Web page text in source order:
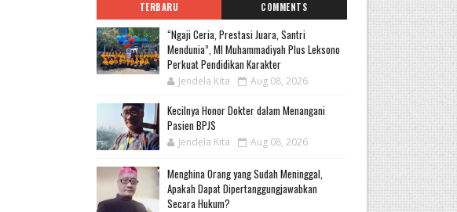
TERBARU COMMENTS
“Ngaji Ceria, Prestasi Juara, Santri
Mendunia”, MI Muhammadiyah Plus Leksono
Perkuat Pendidikan Karakter
Jendela Kita Aug 08, 2026
Kecilnya Honor Dokter dalam Menangani
Pasien BPJS
Jendela Kita Aug 08, 2026
Menghina Orang yang Sudah Meninggal,
Apakah Dapat Dipertanggungjawabkan
Secara Hukum?